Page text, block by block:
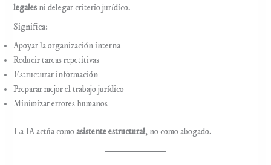
legales ni delegar criterio jurídico.
Significa:
Apoyar la organización interna
Reducir tareas repetitivas
Estructurar información
Preparar mejor el trabajo jurídico
Minimizar errores humanos
La IA actúa comoasistente estructural, no como abogado.